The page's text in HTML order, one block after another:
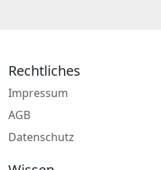
Rechtliches
Impressum
AGB
Datenschutz